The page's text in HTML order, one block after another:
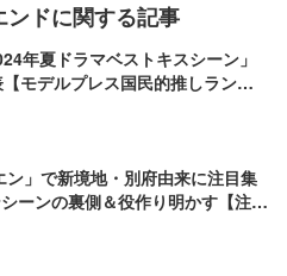
ドに関する記事
年夏ドラマベストキスシーン」
【モデルプレス国民的推しランキ
」で新境地・別府由来に注目集
ーンの裏側＆役作り明かす【注目